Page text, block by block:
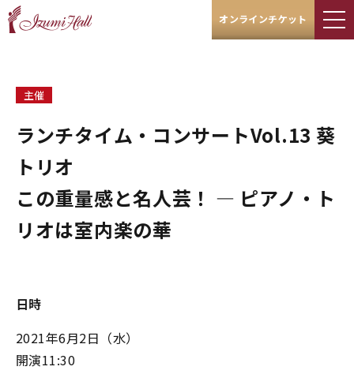
オンラインチケット
主催
ランチタイム・コンサートVol.13 葵
トリオ
この重量感と名人芸！ ― ピアノ・ト
リオは室内楽の華
日時
2021年6月2日（水）
開演11:30